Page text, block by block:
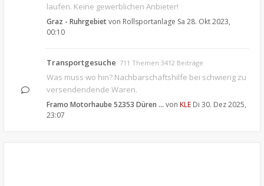
laufen. Keine gewerblichen Anbieter!
Graz - Ruhrgebietvon Rollsportanlage Sa 28. Okt 2023,
00:10
Transportgesuche 711 Themen 3412 Beiträge
Was muss wo hin? Nachbarschaftshilfe bei schwierig zu
versendendende Waren.
Framo Motorhaube 52353 Düren … von KLE Di 30. Dez 2025,
23:07